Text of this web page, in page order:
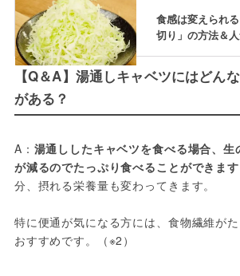
食感は変えられ
切り」の方法＆
【Q＆A】湯通しキャベツにはどん
がある？
A： 湯通ししたキャベツを食べる場合、生
が減るのでたっぷり食べることができます
分、摂れる栄養量も変わってきます。
特に便通が気になる方には、食物繊維が
おすすめです。（※2）